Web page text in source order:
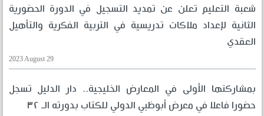
شعبة التعليم تعلن عن تمديد التسجيل في الدورة الحضورية
الثانية لإعداد ملاكات تدريسية في التربية الفكرية والتأهيل
العقدي
2023 August 29
بمشاركتها الأولى في المعارض الخليجية.. دار الدليل تسجل
حضورا فاعلا في معرض أبوظبي الدولي للكتاب بدورته الـ ٣٢